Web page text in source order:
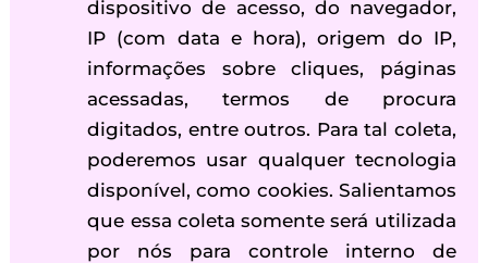
dispositivo de acesso, do navegador,
IP (com data e hora), origem do IP,
informações sobre cliques, páginas
acessadas, termos de procura
digitados, entre outros. Para tal coleta,
poderemos usar qualquer tecnologia
disponível, como cookies. Salientamos
que essa coleta somente será utilizada
por nós para controle interno de